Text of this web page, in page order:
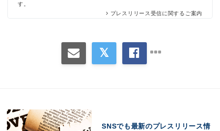
す。
プレスリリース受信に関するご案内
SNSでも最新のプレスリリース情